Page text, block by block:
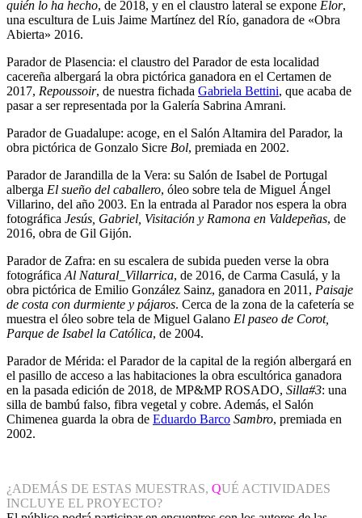
quién lo ha hecho, de 2018, y en el claustro lateral se expone Elor,
una escultura de Luis Jaime Martínez del Río, ganadora de «Obra
Abierta» 2016.
Parador de Plasencia: el claustro del Parador de esta localidad
cacereña albergará la obra pictórica ganadora en el Certamen de
2017, Repoussoir, de nuestra fichada Gabriela Bettini, que acaba de
pasar a ser representada por la Galería Sabrina Amrani.
Parador de Guadalupe: acoge, en el Salón Altamira del Parador, la
obra pictórica de Gonzalo Sicre Bol, premiada en 2002.
Parador de Jarandilla de la Vera: su Salón de Isabel de Portugal
alberga El sueño del caballero, óleo sobre tela de Miguel Ángel
Villarino, del año 2003. En la entrada al Parador nos espera la obra
fotográfica Jesús, Gabriel, Visitación y Ramona en Valdepeñas, de
2016, obra de Gil Gijón.
Parador de Zafra: en su escalera de subida pueden verse la obra
fotográfica Al Natural_Villarrica, de 2016, de Carma Casulá, y la
obra pictórica de Emilio González Sainz, ganadora en 2011, Paisaje
de costa con durmiente y pájaros. Cerca de la zona de la cafetería se
muestra el óleo sobre tela de Miguel Galano El paseo de Corot,
Parque de Isabel la Católica, de 2004.
Parador de Mérida: el Parador de la capital de la región albergará en
el pasillo de acceso a las habitaciones la obra escultórica ganadora
en la pasada edición de 2018, de MP&MP ROSADO, Silla#3: una
silla de bambú falso, fibra vegetal y cobre. Además, el Salón
Chimenea guarda la obra de Eduardo Barco Sambro, premiada en
2002.
¿ADEMÁS DE ESTAS MUESTRAS, QUÉ ACTIVIDADES
INCLUYE EL PROYECTO?